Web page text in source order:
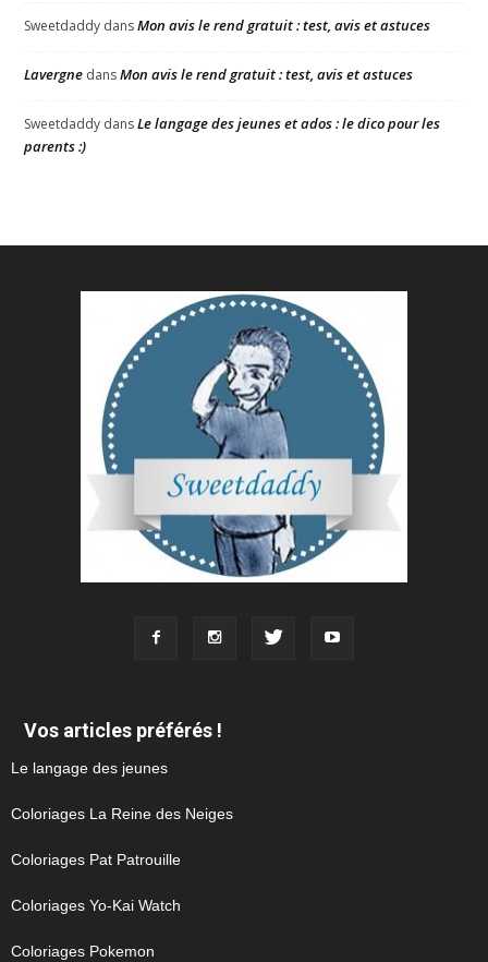
Sweetdaddy dansMon avis le rend gratuit : test, avis et astuces
Lavergne dansMon avis le rend gratuit : test, avis et astuces
Sweetdaddy dansLe langage des jeunes et ados : le dico pour les
parents :)
Vos articles préférés !
Le langage des jeunes
Coloriages La Reine des Neiges
Coloriages Pat Patrouille
Coloriages Yo-Kai Watch
Coloriages Pokemon